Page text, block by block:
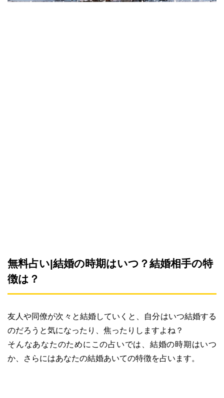
無料占い|結婚の時期はいつ？結婚相手の特
徴は？
友人や同僚が次々と結婚していくと、自分はいつ結婚する
のだろうと気になったり、焦ったりしますよね？
そんなあなたのためにこの占いでは、結婚の時期はいつ
か、さらにはあなたの結婚あいての特徴を占います。